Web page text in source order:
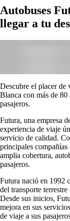
Autobuses
llegar a tu
Descubre el placer de
Blanca con más de 80
pasajeros.
Futura, una empresa
experiencia de viaje
servicio de calidad.
principales compañías
amplia cobertura,
pasajeros.
Futura nació en 1992
del transporte
Desde sus inicios,
mejora en sus
de viaje a sus